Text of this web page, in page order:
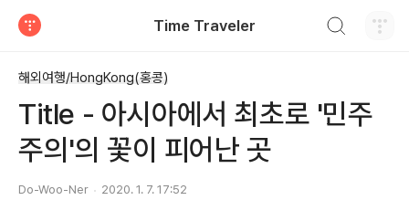
Time Traveler
해외여행/HongKong(홍콩)
Title - 아시아에서 최초로 '민주
주의'의 꽃이 피어난 곳
Do-Woo-Ner 2020. 1. 7. 17:52